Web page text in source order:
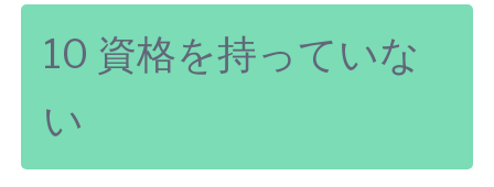
10 資格を持っていな
い